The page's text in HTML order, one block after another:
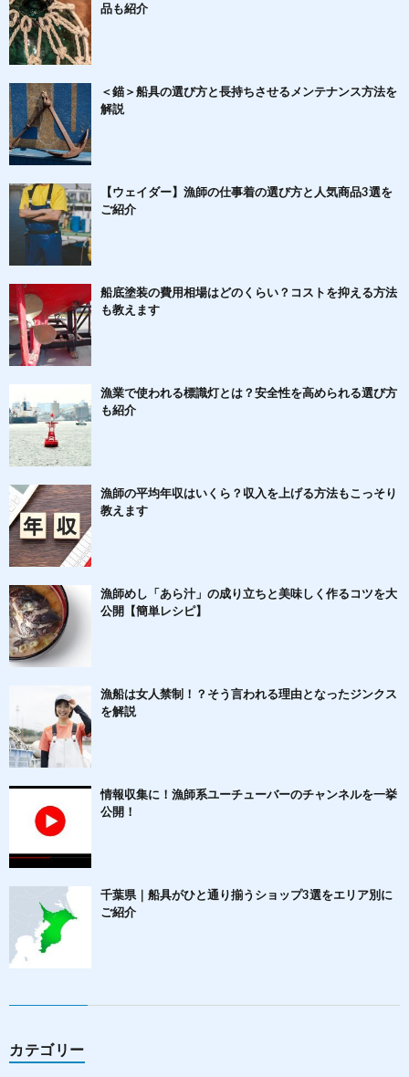
品も紹介
＜錨＞船具の選び方と長持ちさせるメンテナンス方法を
解説
【ウェイダー】漁師の仕事着の選び方と人気商品3選を
ご紹介
船底塗装の費用相場はどのくらい？コストを抑える方法
も教えます
漁業で使われる標識灯とは？安全性を高められる選び方
も紹介
漁師の平均年収はいくら？収入を上げる方法もこっそり
教えます
漁師めし「あら汁」の成り立ちと美味しく作るコツを大
公開【簡単レシピ】
漁船は女人禁制！？そう言われる理由となったジンクス
を解説
情報収集に！漁師系ユーチューバーのチャンネルを一挙
公開！
千葉県｜船具がひと通り揃うショップ3選をエリア別に
ご紹介
カテゴリー